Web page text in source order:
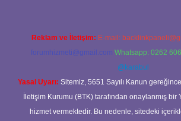
Reklam ve İletişim: E-mail:
forumhizmeti@gmail.com Whatsapp: 0262
@karabul
Yasal Uyarı: Sitemiz, 5651 Sayılı Kanun
İletişim Kurumu (BTK) tarafından onaylanmış bir
hizmet vermektedir. Bu nedenle, sitedeki